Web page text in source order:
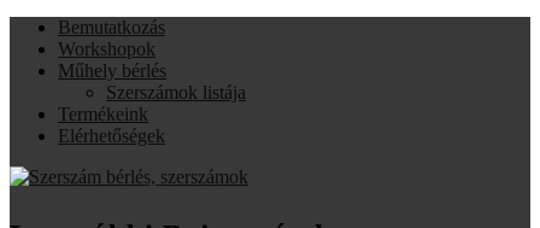
Bemutatkozás
Workshopok
Műhely bérlés
Szerszámok listája
Termékeink
Elérhetőségek